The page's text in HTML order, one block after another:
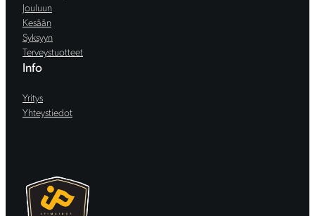
Jouluun
Kesään
Syksyyn
Terveystuotteet
Info
Yritys
Yhteystiedot